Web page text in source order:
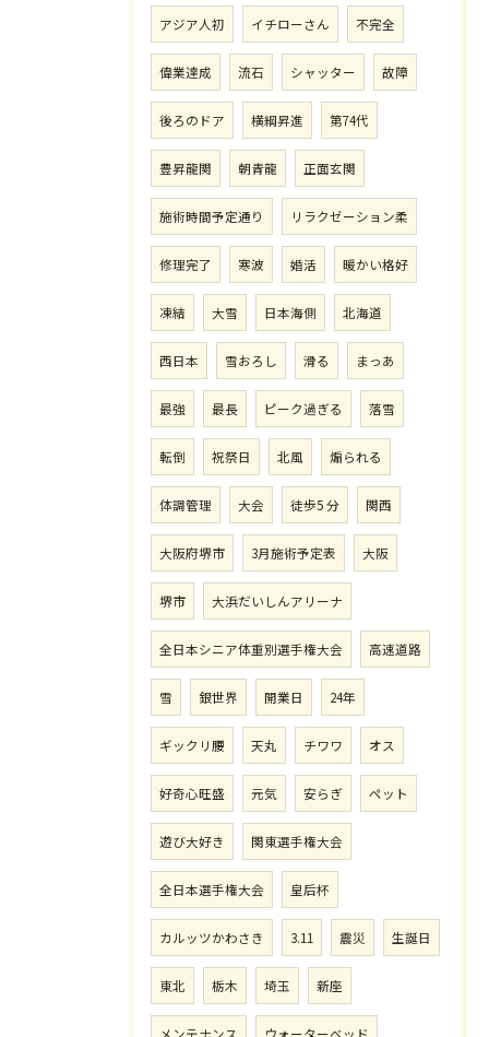
アジア人初 イチローさん 不完全
偉業達成 流石 シャッター 故障
後ろのドア 横綱昇進 第74代
豊昇龍関 朝青龍 正面玄関
施術時間予定通り リラクゼーション柔
修理完了 寒波 婚活 暖かい格好
凍結 大雪 日本海側 北海道
西日本 雪おろし 滑る まっあ
最強 最長 ピーク過ぎる 落雪
転倒 祝祭日 北風 煽られる
体調管理 大会 徒歩5 分 関西
大阪府堺市 3月施術予定表 大阪
堺市 大浜だいしんアリーナ
全日本シニア体重別選手権大会 高速道路
雪 銀世界 開業日 24年
ギックリ腰 天丸 チワワ オス
好奇心旺盛 元気 安らぎ ペット
遊び大好き 関東選手権大会
全日本選手権大会 皇后杯
カルッツかわさき 3.11 震災 生誕日
東北 栃木 埼玉 新座
メンテナンス ウォーターベッド